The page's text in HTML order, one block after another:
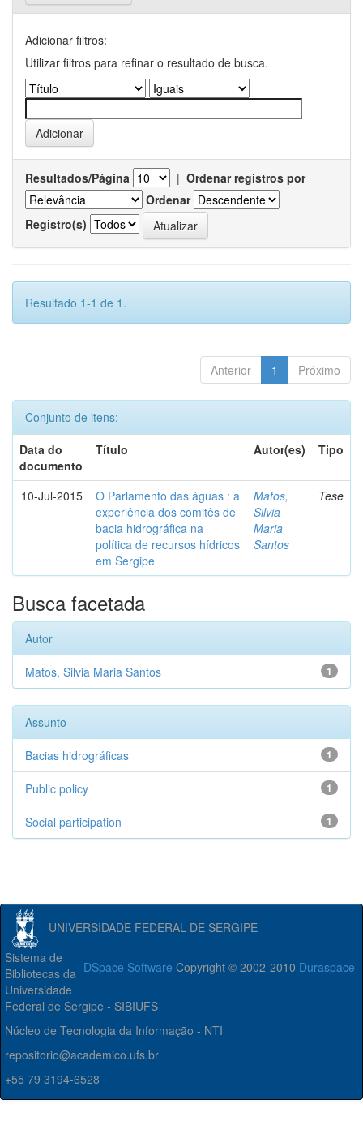
Adicionar filtros:
Utilizar filtros para refinar o resultado de busca.
Resultados/Página | Ordenar registros por
Ordenar
Registro(s)
Resultado 1-1 de 1.
Anterior 1 Próximo
Conjunto de itens:
Data do
documento
Título Autor(es) Tipo
10-Jul-2015
O Parlamento das águas : a
experiência dos comitês de
bacia hidrográfica na
política de recursos hídricos
em Sergipe
Matos,
Silvia
Maria
Santos
Tese
Busca facetada
Autor
1
Matos, Silvia Maria Santos
Assunto
1
Bacias hidrográficas
1
Public policy
1
Social participation
UNIVERSIDADE FEDERAL DE SERGIPE
DSpace Software Copyright © 2002-2010 Duraspace
Sistema de
Bibliotecas da
Universidade
Federal de Sergipe - SIBIUFS
Núcleo de Tecnologia da Informação - NTI
repositorio@academico.ufs.br
+55 79 3194-6528